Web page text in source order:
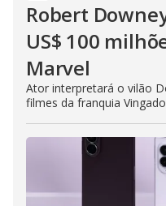
Robert
US$ 100
Marvel
Ator interpretará o vilão
filmes da franquia